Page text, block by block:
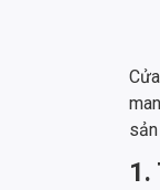
1.